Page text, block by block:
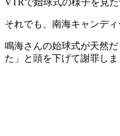
それでも、南海キャンデ
鳴海さんの始球式が天然
た」と頭を下げて謝罪しま